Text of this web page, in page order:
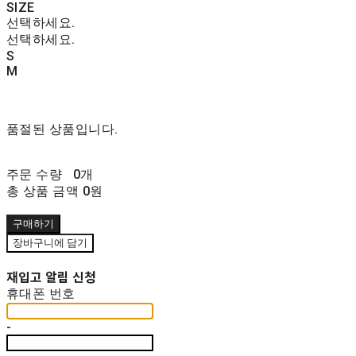
SIZE
선택하세요.
선택하세요.
S
M
품절된 상품입니다.
주문 수량
0개
총 상품 금액 0원
구매하기
장바구니에 담기
재입고 알림 신청
휴대폰 번호
-